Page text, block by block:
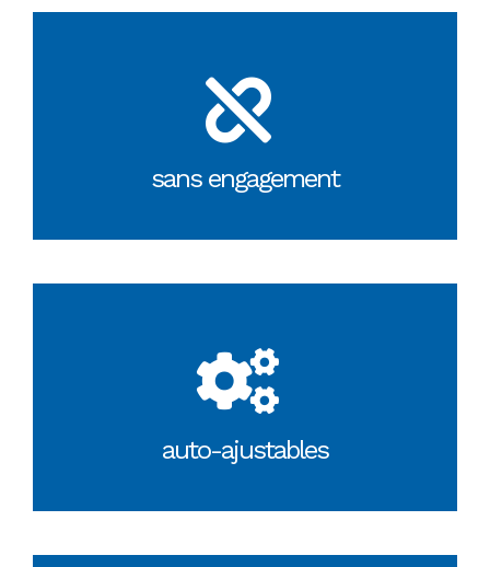
sans engagement
auto-ajustables